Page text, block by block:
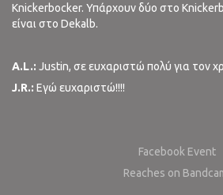
Knickerbocker. Υπάρχουν δύο στο
είναι στο Dekalb.
A.L.: Justin, σε ευχαριστώ πολύ για τον
J.R.: Εγώ ευχαριστώ!!!!
Facebook Event
Reaches on